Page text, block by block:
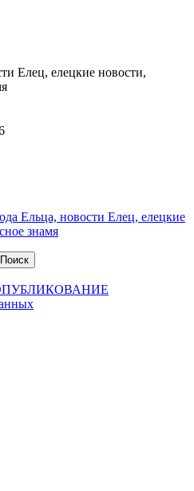
Елец, елецкие новости,
Ельца, новости Елец, елецкие
знамя